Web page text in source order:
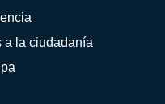
a la ciudadanía